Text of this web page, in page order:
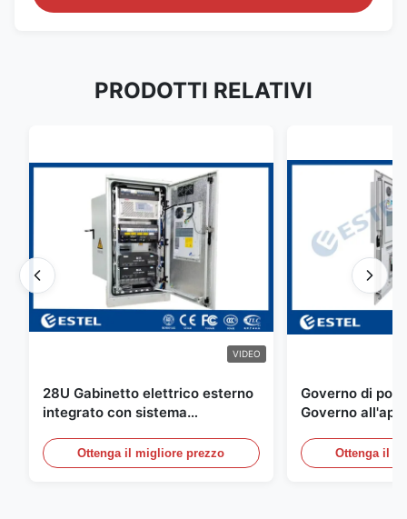
PRODOTTI RELATIVI
VIDEO
28U Gabinetto elettrico esterno
integrato con sistema
Ottenga il migliore prezzo
Governo di
Governo
sensore
della porta
Ottenga il